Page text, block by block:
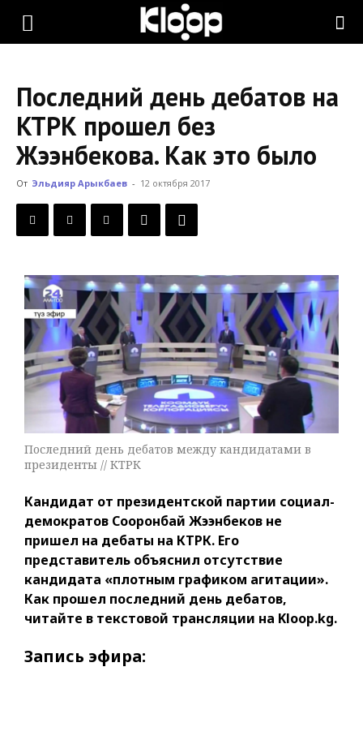
KLOOP.KG
Новости
Кыргызстана
Последний день дебатов на
КТРК прошел без
Жээнбекова. Как это было
От Эльдияр Арыкбаев - 12 октября 2017
Последний день дебатов между кандидатами в
президенты // КТРК
Кандидат от президентской партии социал-
демократов Сооронбай Жээнбеков не
пришел на дебаты на КТРК. Его
представитель объяснил отсутствие
кандидата «плотным графиком агитации».
Как прошел последний день дебатов,
читайте в текстовой трансляции на Kloop.kg.
Запись эфира: